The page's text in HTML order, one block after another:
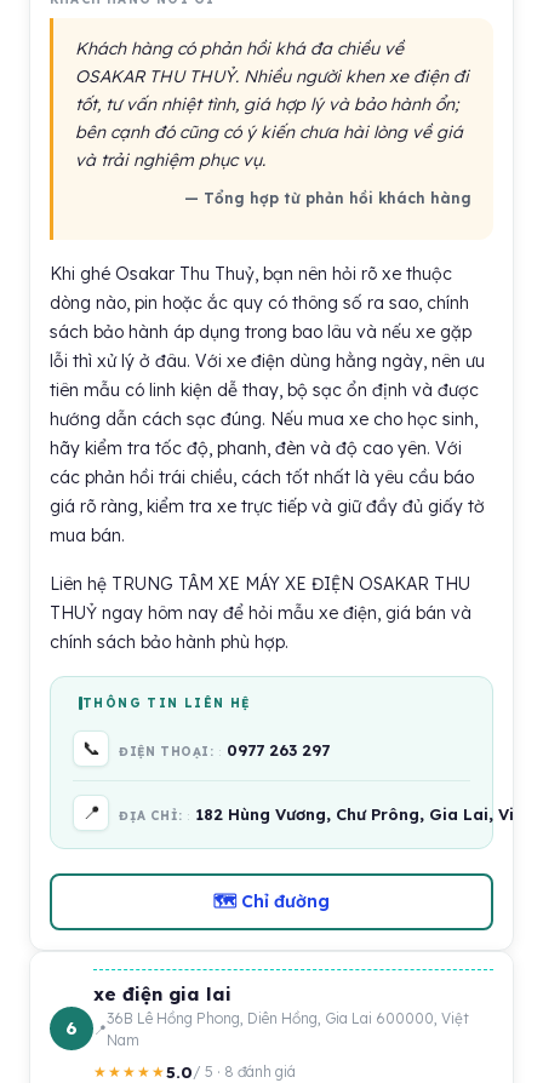
Khách hàng có phản hồi khá đa chiều về
OSAKAR THU THUỶ. Nhiều người khen xe điện đi
tốt, tư vấn nhiệt tình, giá hợp lý và bảo hành ổn;
bên cạnh đó cũng có ý kiến chưa hài lòng về giá
và trải nghiệm phục vụ.
— Tổng hợp từ phản hồi khách hàng
Khi ghé Osakar Thu Thuỷ, bạn nên hỏi rõ xe thuộc
dòng nào, pin hoặc ắc quy có thông số ra sao, chính
sách bảo hành áp dụng trong bao lâu và nếu xe gặp
lỗi thì xử lý ở đâu. Với xe điện dùng hằng ngày, nên ưu
tiên mẫu có linh kiện dễ thay, bộ sạc ổn định và được
hướng dẫn cách sạc đúng. Nếu mua xe cho học sinh,
hãy kiểm tra tốc độ, phanh, đèn và độ cao yên. Với
các phản hồi trái chiều, cách tốt nhất là yêu cầu báo
giá rõ ràng, kiểm tra xe trực tiếp và giữ đầy đủ giấy tờ
mua bán.
Liên hệ TRUNG TÂM XE MÁY XE ĐIỆN OSAKAR THU
THUỶ ngay hôm nay để hỏi mẫu xe điện, giá bán và
chính sách bảo hành phù hợp.
THÔNG TIN LIÊN HỆ
📞 ĐIỆN THOẠI: 0977 263 297
📍 ĐỊA CHỈ: 182 Hùng Vương, Chư Prông, Gia Lai, Việt
🗺 Chỉ đường
6
xe điện gia lai
36B Lê Hồng Phong, Diên Hồng, Gia Lai 600000, Việt
Nam
★★★★★5.0/ 5 · 8 đánh giá